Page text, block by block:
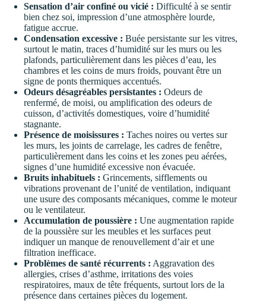
Sensation d’air confiné ou vicié : Difficulté à se sentir
bien chez soi, impression d’une atmosphère lourde,
fatigue accrue.
Condensation excessive : Buée persistante sur les vitres,
surtout le matin, traces d’humidité sur les murs ou les
plafonds, particulièrement dans les pièces d’eau, les
chambres et les coins de murs froids, pouvant être un
signe de ponts thermiques accentués.
Odeurs désagréables persistantes : Odeurs de
renfermé, de moisi, ou amplification des odeurs de
cuisson, d’activités domestiques, voire d’humidité
stagnante.
Présence de moisissures : Taches noires ou vertes sur
les murs, les joints de carrelage, les cadres de fenêtre,
particulièrement dans les coins et les zones peu aérées,
signes d’une humidité excessive non évacuée.
Bruits inhabituels : Grincements, sifflements ou
vibrations provenant de l’unité de ventilation, indiquant
une usure des composants mécaniques, comme le moteur
ou le ventilateur.
Accumulation de poussière : Une augmentation rapide
de la poussière sur les meubles et les surfaces peut
indiquer un manque de renouvellement d’air et une
filtration inefficace.
Problèmes de santé récurrents : Aggravation des
allergies, crises d’asthme, irritations des voies
respiratoires, maux de tête fréquents, surtout lors de la
présence dans certaines pièces du logement.